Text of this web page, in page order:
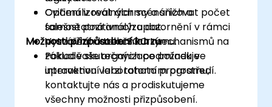
Optimalizovat alarmy a snižovat počet
falešně pozitivních upozornění v rámci
pracovního toku SOC týmu.
Cvičení v reálných scénářích a
samostatná analýza dat.
Vytváření detekčních mechanismů na
základě skutečných podmínek ve
interaktivní laboratorním prostředí.
Možnosti přizpůsobení kurzu
Pokud vaše organizace požaduje
upravenou verzi tohoto programu,
kontaktujte nás a prodiskutujeme
všechny možnosti přizpůsobení.